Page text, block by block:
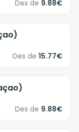
Des de 9.88€
Des de 15.77€
Des de 9.88€